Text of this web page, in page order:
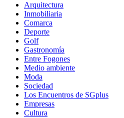
Arquitectura
Inmobiliaria
Comarca
Deporte
Golf
Gastronomía
Entre Fogones
Medio ambiente
Moda
Sociedad
Los Encuentros de SGplus
Empresas
Cultura